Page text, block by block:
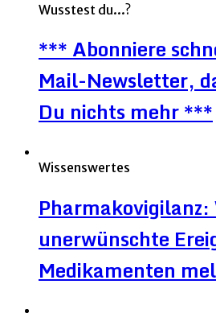
Wusstest du...?
*** Abonniere
Mail-Newsletter,
Du nichts mehr ***
Wissenswertes
Pharmakovigilanz:
unerwünschte
Medikamenten